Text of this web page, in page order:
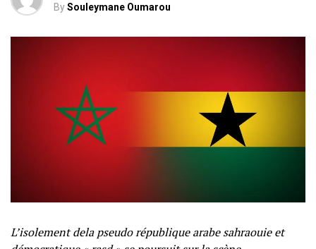
BySouleymane Oumarou
L’isolement dela pseudo république arabe sahraouie et